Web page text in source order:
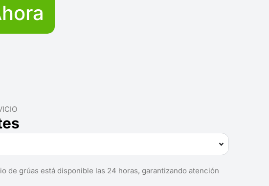
de grúas está disponible las 24 horas, garantizando atención